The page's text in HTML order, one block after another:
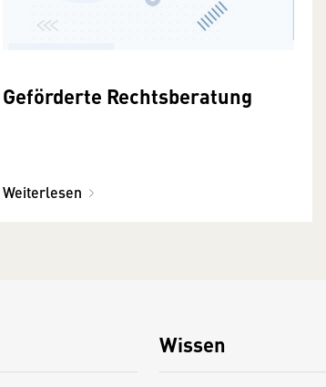
Geförderte Rechtsberatung
Weiterlesen
Wissen